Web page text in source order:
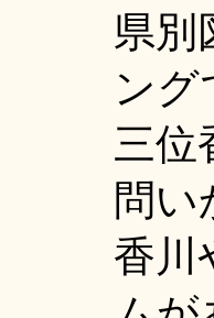
県別
ング
三
問
香川